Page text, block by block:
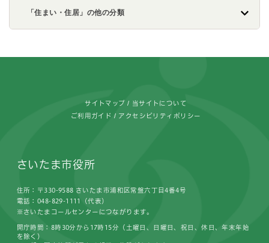
「住まい・住居」の他の分類
サイトマップ 当サイトについて
ご利用ガイド アクセシビリティポリシー
さいたま市役所
住所：〒330-9588 さいたま市浦和区常盤六丁目4番4号
電話：048-829-1111（代表）
※さいたまコールセンターにつながります。
開庁時間：8時30分から17時15分（土曜日、日曜日、祝日、休日、年末年始
を除く）